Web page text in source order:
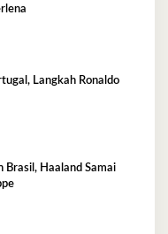
Langkah Ronaldo
Brasil, Haaland Samai